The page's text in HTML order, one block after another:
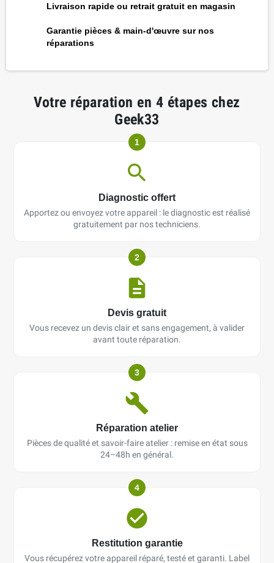
Livraison rapide ou retrait gratuit en magasin
Garantie pièces & main-d'œuvre sur nos
réparations
Votre réparation en 4 étapes chez
Geek33
1
Diagnostic offert
Apportez ou envoyez votre appareil : le diagnostic est réalisé
gratuitement par nos techniciens.
2
Devis gratuit
Vous recevez un devis clair et sans engagement, à valider
avant toute réparation.
3
Réparation atelier
Pièces de qualité et savoir-faire atelier : remise en état sous
24–48h en général.
4
Restitution garantie
Vous récupérez votre appareil réparé, testé et garanti. Label